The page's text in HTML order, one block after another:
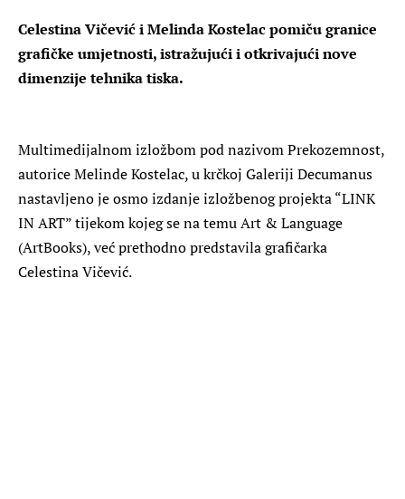
Celestina Vičević i Melinda Kostelac pomiču granice
grafičke umjetnosti, istražujući i otkrivajući nove
dimenzije tehnika tiska.
Multimedijalnom izložbom pod nazivom Prekozemnost,
autorice Melinde Kostelac, u krčkoj Galeriji Decumanus
nastavljeno je osmo izdanje izložbenog projekta “LINK
IN ART” tijekom kojeg se na temu Art & Language
(ArtBooks), već prethodno predstavila grafičarka
Celestina Vičević.